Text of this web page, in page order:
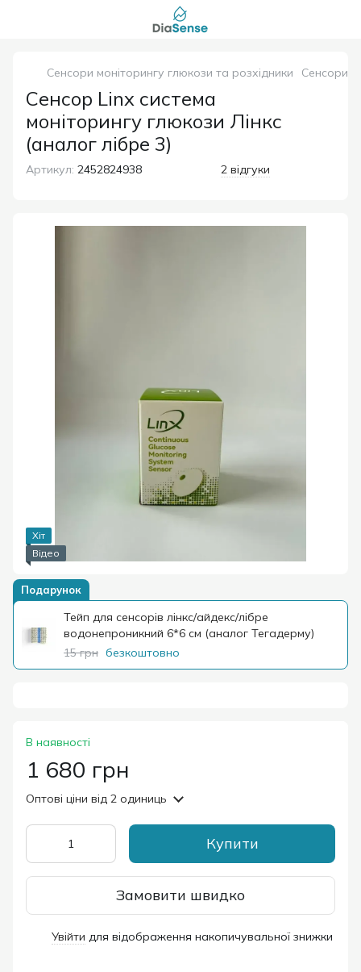
Сенсори моніторингу глюкози та розхідники Сенсори
Сенсор Linx система
моніторингу глюкози Лінкс
(аналог лібре 3)
Артикул: 2452824938 2 відгуки
Хіт
Відео
Подарунок
Тейп для сенсорів лінкс/айдекс/лібре
водонепроникний 6*6 см (аналог Тегадерму)
15 грн безкоштовно
В наявності
1 680 грн
Оптові ціни від 2 одиниць
Купити
Замовити швидко
Увійти для відображення накопичувальної знижки